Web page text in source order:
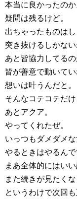
本当に良かったのか
疑問は残るけど。
出ちゃったものはし
突き抜けるしかない
あと皆協力してるの
皆が善意で動いてい
想いは叶うんだと。
そんなコテコテだ
あとアクア。
やってくれたぜ。
いっつもダメダメな
やるときはやるんで
まあ全体的にはい
また続きが見たくな
というわけで次回